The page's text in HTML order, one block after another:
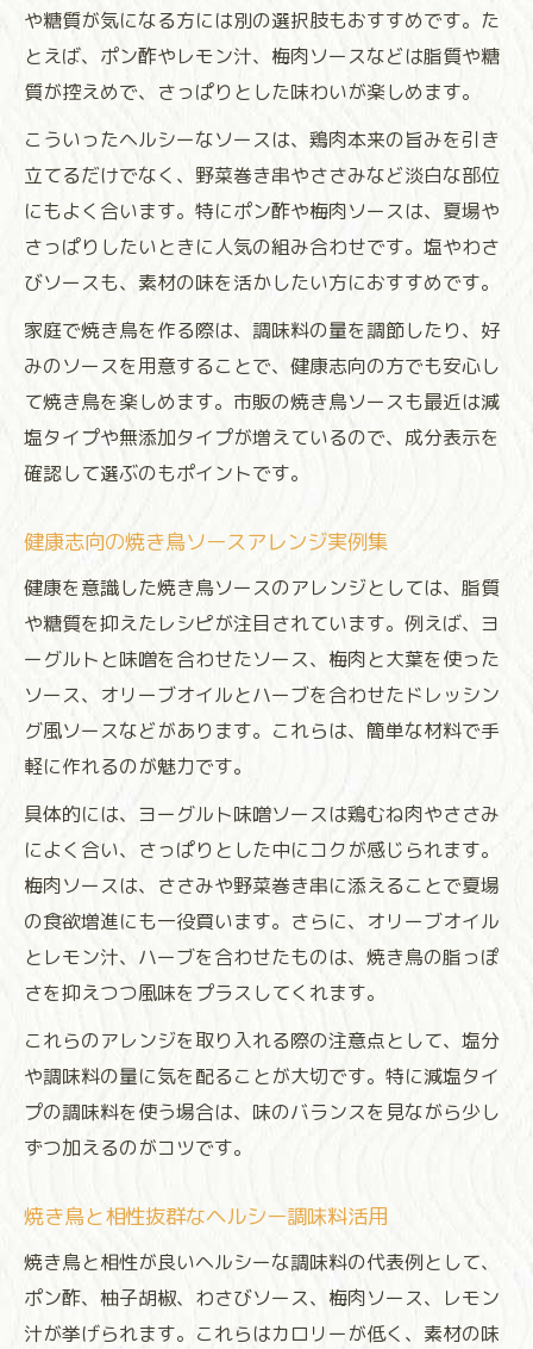
や糖質が気になる方には別の選択肢もおすすめです。た
とえば、ポン酢やレモン汁、梅肉ソースなどは脂質や糖
質が控えめで、さっぱりとした味わいが楽しめます。
こういったヘルシーなソースは、鶏肉本来の旨みを引き
立てるだけでなく、野菜巻き串やささみなど淡白な部位
にもよく合います。特にポン酢や梅肉ソースは、夏場や
さっぱりしたいときに人気の組み合わせです。塩やわさ
びソースも、素材の味を活かしたい方におすすめです。
家庭で焼き鳥を作る際は、調味料の量を調節したり、好
みのソースを用意することで、健康志向の方でも安心し
て焼き鳥を楽しめます。市販の焼き鳥ソースも最近は減
塩タイプや無添加タイプが増えているので、成分表示を
確認して選ぶのもポイントです。
健康志向の焼き鳥ソースアレンジ実例集
健康を意識した焼き鳥ソースのアレンジとしては、脂質
や糖質を抑えたレシピが注目されています。例えば、ヨ
ーグルトと味噌を合わせたソース、梅肉と大葉を使った
ソース、オリーブオイルとハーブを合わせたドレッシン
グ風ソースなどがあります。これらは、簡単な材料で手
軽に作れるのが魅力です。
具体的には、ヨーグルト味噌ソースは鶏むね肉やささみ
によく合い、さっぱりとした中にコクが感じられます。
梅肉ソースは、ささみや野菜巻き串に添えることで夏場
の食欲増進にも一役買います。さらに、オリーブオイル
とレモン汁、ハーブを合わせたものは、焼き鳥の脂っぽ
さを抑えつつ風味をプラスしてくれます。
これらのアレンジを取り入れる際の注意点として、塩分
や調味料の量に気を配ることが大切です。特に減塩タイ
プの調味料を使う場合は、味のバランスを見ながら少し
ずつ加えるのがコツです。
焼き鳥と相性抜群なヘルシー調味料活用
焼き鳥と相性が良いヘルシーな調味料の代表例として、
ポン酢、柚子胡椒、わさびソース、梅肉ソース、レモン
汁が挙げられます。これらはカロリーが低く、素材の味